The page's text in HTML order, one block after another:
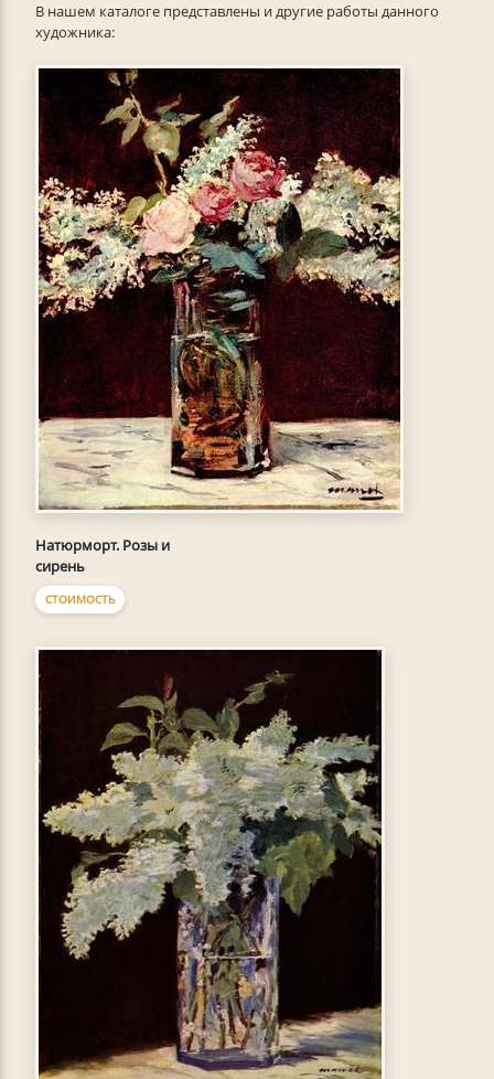
В нашем каталоге представлены и другие работы данного
художника:
Натюрморт. Розы и
сирень
СТОИМОСТЬ